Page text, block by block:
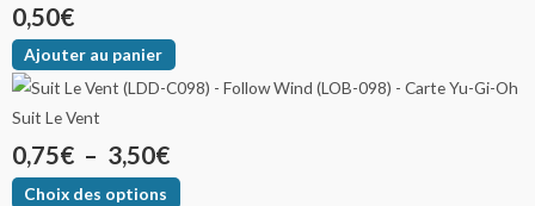
0,50€
Ajouter au panier
Suit Le Vent
0,75€ – 3,50€
Choix des options